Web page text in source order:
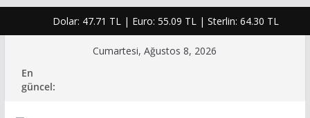
Dolar: 47.71 TL| Euro: 55.09 TL| Sterlin: 64.30 TL
content
Cumartesi, Ağustos 8, 2026
En
güncel: